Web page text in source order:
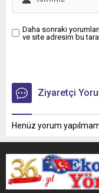
Daha sonraki
ve site adresim bu
Ziyaretçi
Henüz yorum